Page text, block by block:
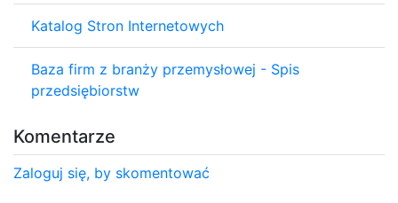
Katalog Stron Internetowych
Baza firm z branży przemysłowej - Spis
przedsiębiorstw
Komentarze
Zaloguj się, by skomentować